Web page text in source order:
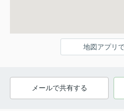
地図アプリ
メールで共有する